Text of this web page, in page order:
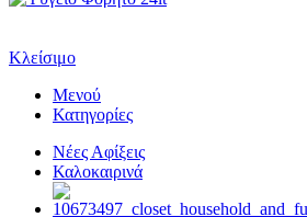
Κλείσιμο
Μενού
Κατηγορίες
Νέες Αφίξεις
Καλοκαιρινά